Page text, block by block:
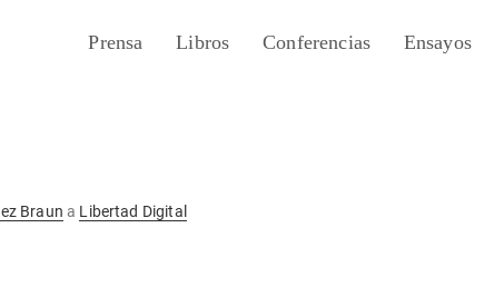
Prensa Libros Conferencias Ensayos
Braun a Libertad Digital